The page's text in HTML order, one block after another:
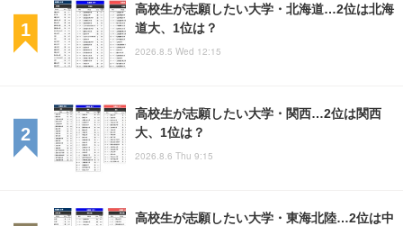
高校生が志願したい大学・北海道…2位は北海
道大、1位は？
2026.8.5 Wed 12:15
高校生が志願したい大学・関西…2位は関西
大、1位は？
2026.8.6 Thu 9:15
高校生が志願したい大学・東海北陸…2位は中